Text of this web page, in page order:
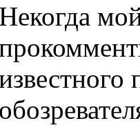
Некогда